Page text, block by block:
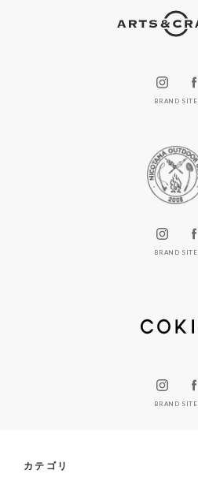
BRAND SITE
BRAND SITE
BRAND SITE
カテゴリ